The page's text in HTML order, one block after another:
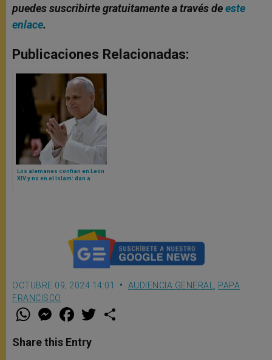
puedes suscribirte gratuitamente a través deeste
enlace.
Publicaciones Relacionadas:
Los alemanes confían en León
XIV y no en el islam: dan a
OCTUBRE 09, 2024 14:01 AUDIENCIA GENERAL
PAPA
FRANCISCO
W
t
s
M
e
s
e
F
a
e
b
w
Share this Entry